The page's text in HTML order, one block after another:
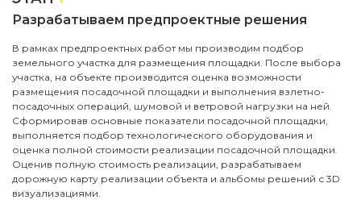
Разрабатываем предпроектные решения
В рамках предпроектных работ мы производим подбор
земельного участка для размещения площадки. После выбора
участка, на объекте производится оценка возможности
размещения посадочной площадки и выполнения взлетно-
посадочных операций, шумовой и ветровой нагрузки на ней.
Сформировав основные показатели посадочной площадки,
выполняется подбор технологического оборудования и
оценка полной стоимости реализации посадочной площадки.
Оценив полную стоимость реализации, разрабатываем
дорожную карту реализации объекта и альбомы решений с 3D
визуализациями.